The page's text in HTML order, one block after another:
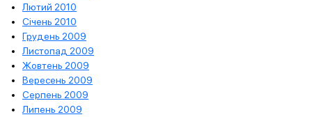
Лютий 2010
Січень 2010
Грудень 2009
Листопад 2009
Жовтень 2009
Вересень 2009
Серпень 2009
Липень 2009